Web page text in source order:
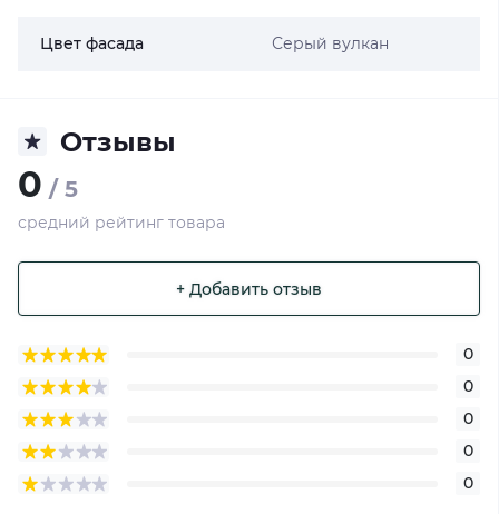
Цвет фасада Серый вулкан
Отзывы
0 / 5
средний рейтинг товара
+ Добавить отзыв
0
0
0
0
0